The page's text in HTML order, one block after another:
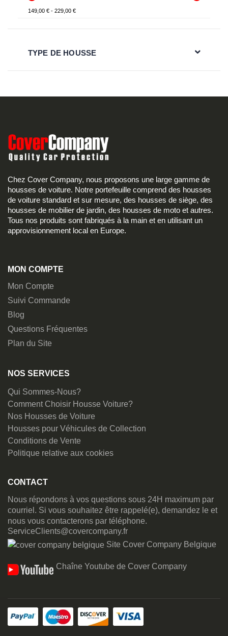
149,00 € - 229,00 €
TYPE DE HOUSSE
Chez Cover Company, nous proposons une large gamme de
housses de voiture. Notre portefeuille comprend des housses
de voiture standard et sur mesure, des housses de siège, des
housses de mobilier de jardin, des housses de moto et autres.
Tous nos produits sont fabriqués à la main et en utilisant un
approvisionnement local en Europe.
MON COMPTE
Mon Compte
Suivi Commande
Blog
Questions Fréquentes
Plan du Site
NOS SERVICES
Qui Sommes-Nous?
Comment Choisir Housse Voiture?
Nos Housses de Voiture
Housses pour Véhicules de Collection
Conditions de Vente
Politique relative aux cookies
CONTACT
Nous répondons à vos questions sous 24H maximum par
courriel. Si vous souhaitez être rappelé(e), demandez le et
nous vous contacterons par téléphone.
ServiceClients@covercompany.fr
Site Cover Company Belgique
Chaîne Youtube de Cover Company